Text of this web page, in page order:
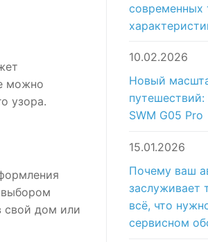
можно
узора.
выбором
свой дом или
современных
10.02.2026
Новый
SWM G05 Pro
15.01.2026
Почему ваш
заслуживает
всё, что
сервисном